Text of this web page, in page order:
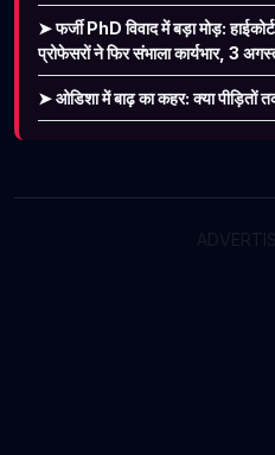
➤ फर्जी PhD विवाद में बड़ा मोड़:
प्रोफेसरों ने फिर संभाला कार्यभार, 3
➤ ओडिशा में बाढ़ का कहर: क्या पीड़ितों